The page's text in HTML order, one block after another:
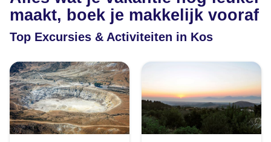
maakt, boek je makkelijk vooraf
Top Excursies & Activiteiten in Kos